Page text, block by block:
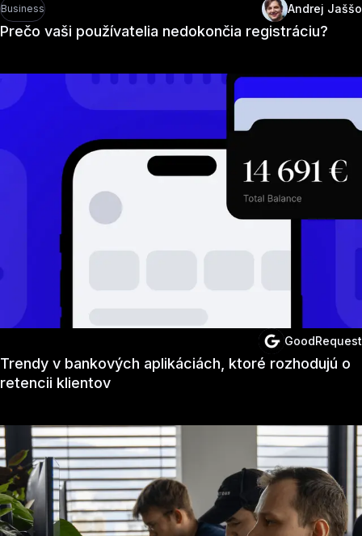
Business Andrej Jaššo
Prečo vaši používatelia nedokončia registráciu?
GoodRequest
Trendy v bankových aplikáciách, ktoré rozhodujú o
retencii klientov